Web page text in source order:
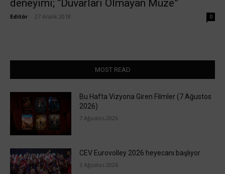
deneyimi; “Duvarları Olmayan Müze”
Editör 27 Aralık 2018 0
MOST READ
Bu Hafta Vizyona Giren Filmler (7 Ağustos
2026)
7 Ağustos 2026
CEV Eurovolley 2026 heyecanı başlıyor
3 Ağustos 2026